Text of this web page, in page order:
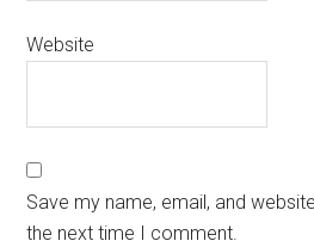
Website
Save my name, email, and
the next time I comment.